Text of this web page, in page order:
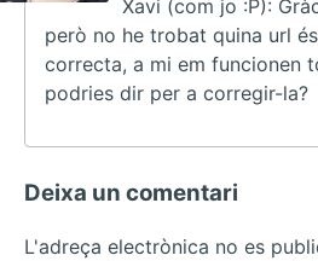
Xavi (com jo :P):
però no he trobat quina url
correcta, a mi em funcionen
podries dir per a corregir-la?
Deixa un comentari
L'adreça electrònica no es